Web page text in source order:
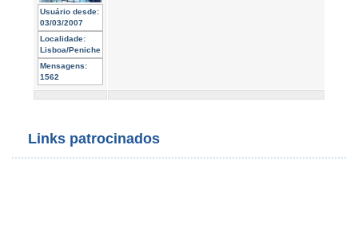
Usuário desde:
03/03/2007
Localidade:
Lisboa/Peniche
Mensagens:
1562
Links patrocinados